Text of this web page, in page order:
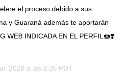
el proceso debido a sus
y Guaraná además te aportarán
WEB INDICADA EN EL PERFIL🍩❣️
2020 a las 2:35 PDT